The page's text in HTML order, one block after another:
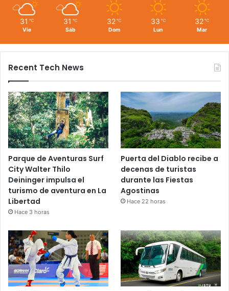
31 ℃
Vie
31 ℃
Sáb
32 ℃
Dom
33 ℃
Lun
32 ℃
Mar
Recent Tech News
Parque de Aventuras Surf
City Walter Thilo
Deininger impulsa el
turismo de aventura en La
Libertad
Hace 3 horas
Puerta del Diablo recibe a
decenas de turistas
durante las Fiestas
Agostinas
Hace 22 horas